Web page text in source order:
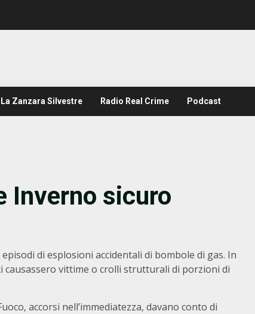
La Zanzara Silvestre Radio Real Crime Podcast
Inverno sicuro
di esplosioni accidentali di bombole di gas. In
causassero vittime o crolli strutturali di porzioni di
accorsi nell’immediatezza, davano conto di